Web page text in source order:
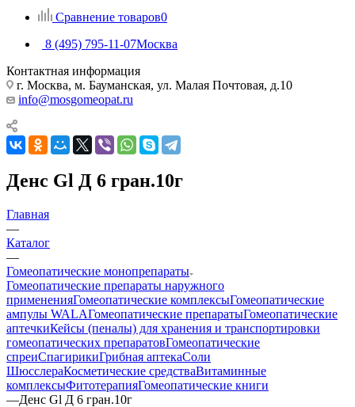
Сравнение товаров0
8 (495) 795-11-07Москва
Контактная информация
г. Москва, м. Бауманская, ул. Малая Почтовая, д.10
info@mosgomeopat.ru
Денс Gl Д 6 гран.10г
Главная
—
Каталог
—
Гомеопатические монопрепараты
Гомеопатические препараты наружного
примененияГомеопатические комплексыГомеопатические
ампулы WALAГомеопатические препаратыГомеопатические
аптечкиКейсы (пеналы) для хранения и транспортировки
гомеопатических препаратовГомеопатические
спреиСпагирикиГрибная аптекаСоли
ШюсслераКосметические средстваВитаминные
комплексыФитотерапияГомеопатические книги
—Денс Gl Д 6 гран.10г